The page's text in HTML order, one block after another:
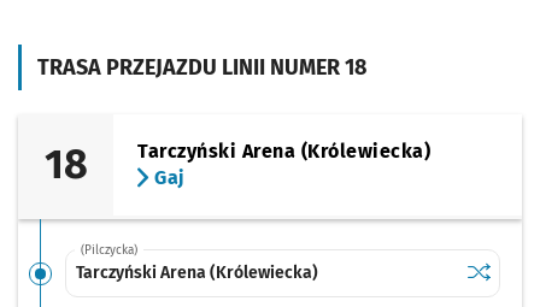
TRASA PRZEJAZDU LINII NUMER 18
18
Tarczyński Arena (Królewiecka)
Gaj
(Pilczycka)
Tarczyński Arena (Królewiecka) Sprawdź